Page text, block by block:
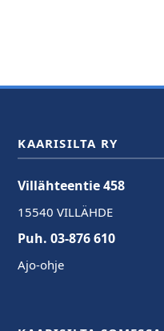
KAARISILTA RY
Villähteentie 458
15540 VILLÄHDE
Puh. 03-876 610
Ajo-ohje